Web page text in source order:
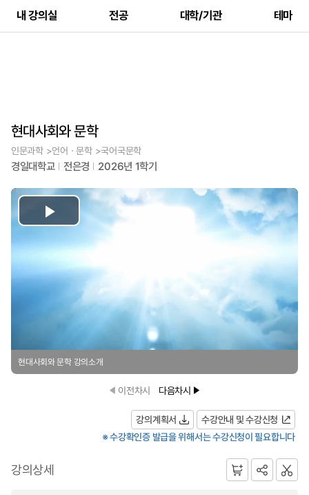
내 강의실 전공 대학/기관 테마
현대사회와 문학
인문과학 >언어ㆍ문학 >국어국문학
경일대학교 전은경 2026년 1학기
Play
현대사회와 문학 강의소개
이전차시 다음차시
강의계획서
수강안내 및 수강신청
※ 수강확인증 발급을 위해서는 수강신청이 필요합니다
강의상세